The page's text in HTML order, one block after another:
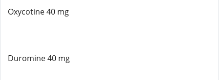
Oxycotine 40 mg
Duromine 40 mg